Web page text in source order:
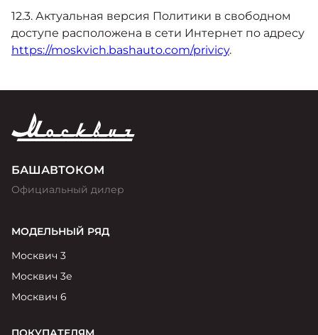
12.3. Актуальная версия Политики в свободном
доступе расположена в сети Интернет по адресу
https://moskvich.bashauto.com/privicy.
БАШАВТОКОМ
Официальный дилер
МОДЕЛЬНЫЙ РЯД
Москвич 3
Москвич 3е
Москвич 6